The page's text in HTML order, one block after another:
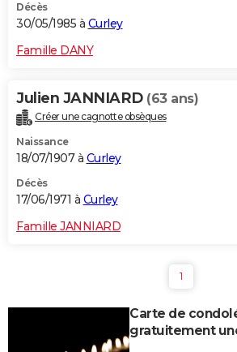
Décès
30/05/1985 à Curley
Famille DANY
Julien JANNIARD (63 ans)
Créer une cagnotte obsèques
Naissance
18/07/1907 à Curley
Décès
17/06/1971 à Curley
Famille JANNIARD
1
Carte de
gratuitement